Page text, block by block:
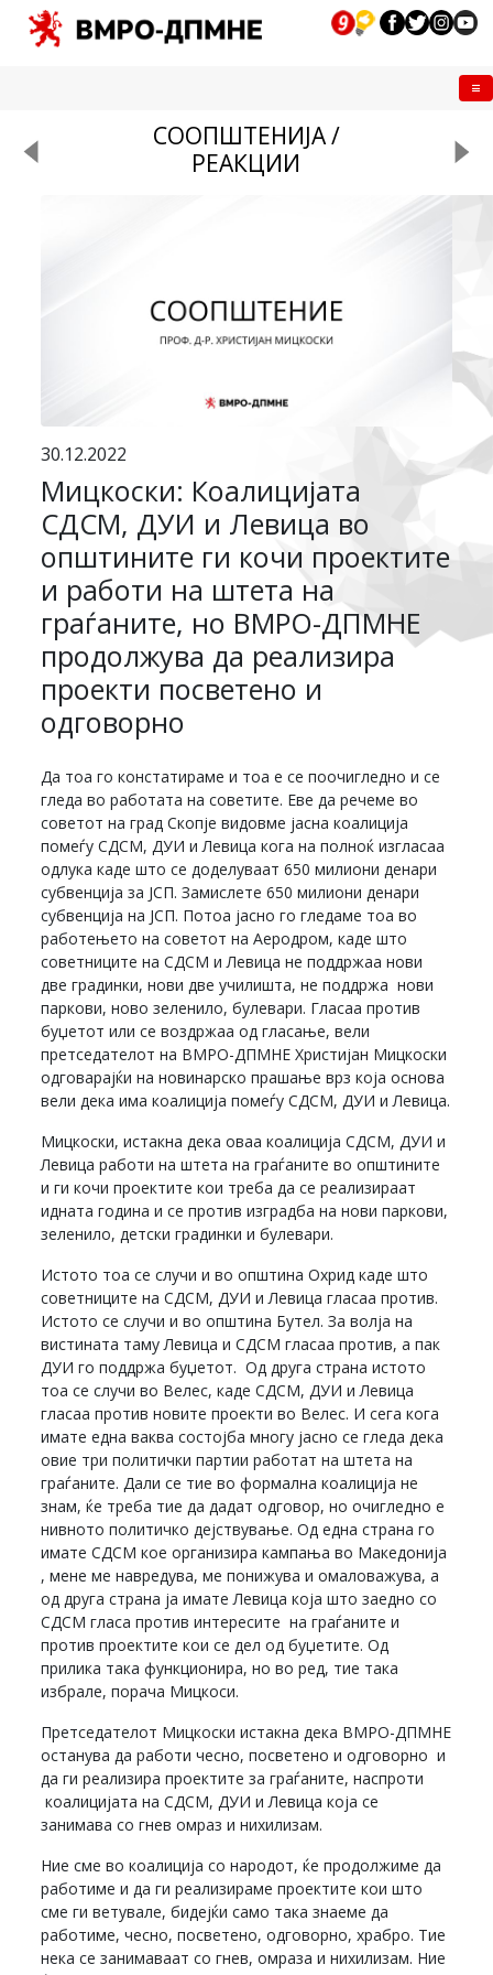
СООПШТЕНИЈА /
РЕАКЦИИ
30.12.2022
Мицкоски: Коалицијата
СДСМ, ДУИ и Левица во
општините ги кочи проектите
и работи на штета на
граѓаните, но ВМРО-ДПМНЕ
продолжува да реализира
проекти посветено и
одговорно
Да тоа го констатираме и тоа е се поочигледно и се
гледа во работата на советите. Еве да речеме во
советот на град Скопје видовме јасна коалиција
помеѓу СДСМ, ДУИ и Левица кога на полноќ изгласаа
одлука каде што се доделуваат 650 милиони денари
субвенција за ЈСП. Замислете 650 милиони денари
субвенција на ЈСП. Потоа јасно го гледаме тоа во
работењето на советот на Аеродром, каде што
советниците на СДСМ и Левица не поддржаа нови
две градинки, нови две училишта, не поддржа нови
паркови, ново зеленило, булевари. Гласаа против
буџетот или се воздржаа од гласање, вели
претседателот на ВМРО-ДПМНЕ Христијан Мицкоски
одговарајќи на новинарско прашање врз која основа
вели дека има коалиција помеѓу СДСМ, ДУИ и Левица.
Мицкоски, истакна дека оваа коалиција СДСМ, ДУИ и
Левица работи на штета на граѓаните во општините
и ги кочи проектите кои треба да се реализираат
идната година и се против изградба на нови паркови,
зеленило, детски градинки и булевари.
Истото тоа се случи и во општина Охрид каде што
советниците на СДСМ, ДУИ и Левица гласаа против.
Истото се случи и во општина Бутел. За волја на
вистината таму Левица и СДСМ гласаа против, а пак
ДУИ го поддржа буџетот. Од друга страна истото
тоа се случи во Велес, каде СДСМ, ДУИ и Левица
гласаа против новите проекти во Велес. И сега кога
имате една ваква состојба многу јасно се гледа дека
овие три политички партии работат на штета на
граѓаните. Дали се тие во формална коалиција не
знам, ќе треба тие да дадат одговор, но очигледно е
нивното политичко дејствување. Од една страна го
имате СДСМ кое организира кампања во Македонија
, мене ме навредува, ме понижува и омаловажува, а
од друга страна ја имате Левица која што заедно со
СДСМ гласа против интересите на граѓаните и
против проектите кои се дел од буџетите. Од
прилика така функционира, но во ред, тие така
избрале, порача Мицкоси.
Претседателот Мицкоски истакна дека ВМРО-ДПМНЕ
останува да работи чесно, посветено и одговорно и
да ги реализира проектите за граѓаните, наспроти
коалицијата на СДСМ, ДУИ и Левица која се
занимава со гнев омраз и нихилизам.
Ние сме во коалиција со народот, ќе продолжиме да
работиме и да ги реализираме проектите кои што
сме ги ветувале, бидејќи само така знаеме да
работиме, чесно, посветено, одговорно, храбро. Тие
нека се занимаваат со гнев, омраза и нихилизам. Ние